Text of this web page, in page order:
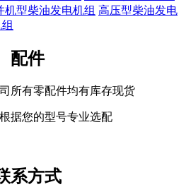
机型柴油发电机组 高压型柴油发电
配件
所有零配件均有库存现货
据您的型号专业选配
系方式